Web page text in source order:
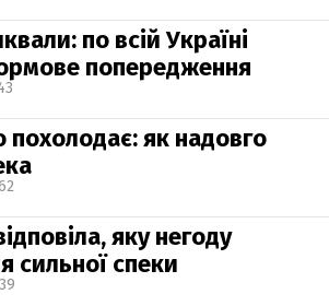
по всій Україні
попередження
похолодає: як надовго
яку негоду
сильної спеки